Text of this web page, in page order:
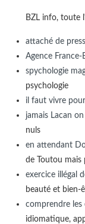
BZL info, toute
attaché de
Agence France-
spychologie
psychologie
il faut vivre
jamais Lacan
nuls
en attendant
de Toutou mais
exercice illégal
beauté et bien-
comprendre les
idiomatique,